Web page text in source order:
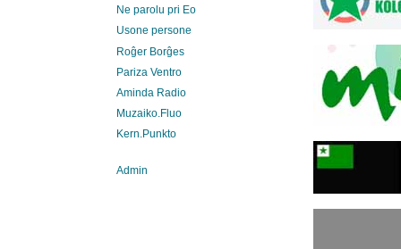
Ne parolu pri Eo
Usone persone
Roĝer Borĝes
Pariza Ventro
Aminda Radio
Muzaiko.Fluo
Kern.Punkto
Admin